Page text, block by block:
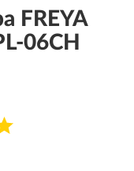
FREYA
06CH